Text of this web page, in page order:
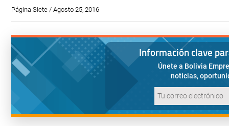
Página Siete / Agosto 25, 2016
Información clave
Únete a Bolivia
noticias,